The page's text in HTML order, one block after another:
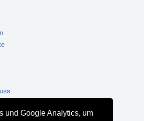
und Google Analytics, um